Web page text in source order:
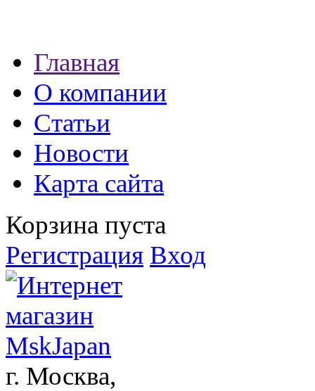
экспресс займы
Главная
О компании
Статьи
Новости
Карта сайта
Корзина пуста
Регистрация Вход
г. Москва,